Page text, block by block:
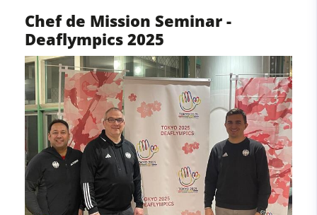
Chef de Mission Seminar -
Deaflympics 2025